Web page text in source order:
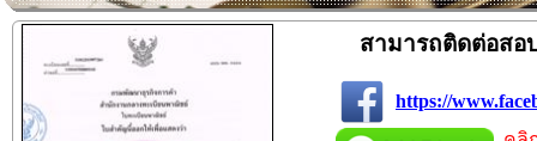
https://
สามารถติดต่อสอ